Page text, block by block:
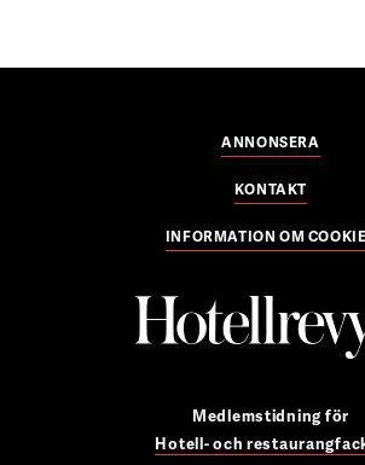
ANNONSERA
KONTAKT
INFORMATION OM
Medlemstidning för
Hotell- och